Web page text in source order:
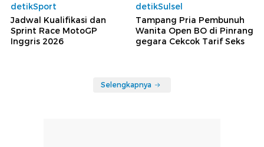
detikSport
Jadwal Kualifikasi dan
Sprint Race MotoGP
Inggris 2026
detikSulsel
Tampang Pria Pembunuh
Wanita Open BO di Pinrang
gegara Cekcok Tarif Seks
Selengkapnya